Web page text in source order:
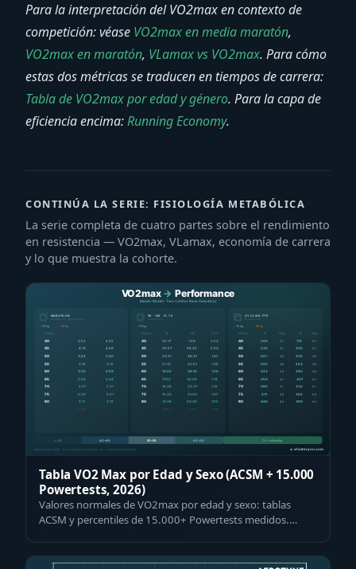
Para la interpretación del VO2max en contexto de
competición: véase VO2max en media maratón,
VO2max en maratón, VLamax vs VO2max. Para cómo
estas dos métricas se traducen en tiempos de carrera:
Tabla de VO2max por edad y género. Para la capa de
eficiencia encima:Running Economy.
CONTINÚA LA SERIE: FISIOLOGÍA METABÓLICA
La serie completa de cuatro partes sobre el rendimiento
en resistencia — VO2max, VLamax, economía de carrera
y lo que muestra la cohorte.
Tabla VO2 Max por Edad y Sexo (ACSM + 15.000
Powertests, 2026)
Valores normales de VO2max por edad y sexo: tablas
ACSM y percentiles de 15.000+ Powertests medidos.